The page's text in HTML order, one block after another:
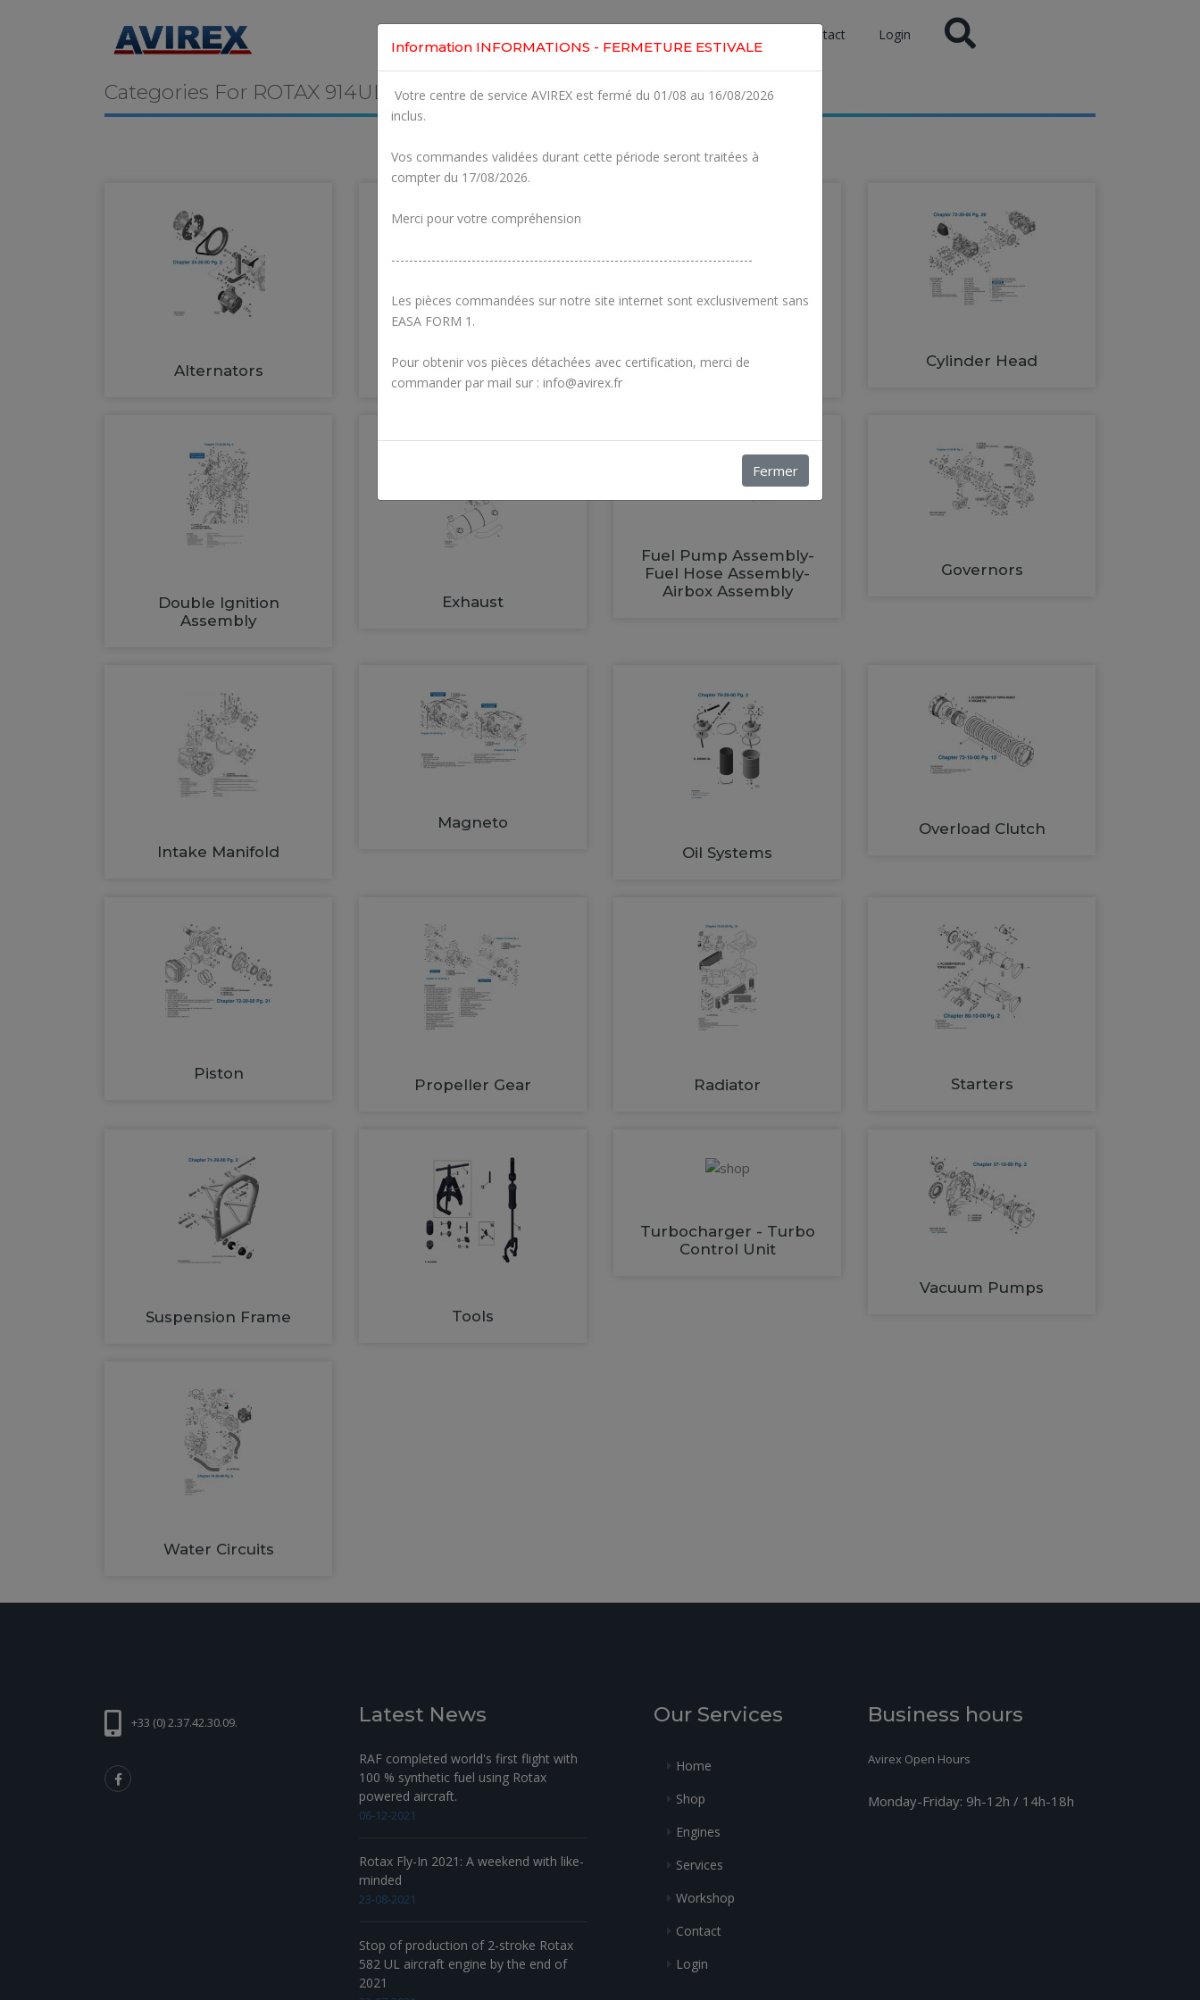
Contact Login
Categories For ROTAX 914UL
Alternators Carburetors Crankcase
Cylinder Head
Double Ignition
Assembly
Exhaust
Fuel Pump Assembly-
Fuel Hose Assembly-
Airbox Assembly
Governors
Intake Manifold
Magneto
Oil Systems
Overload Clutch
Piston
Propeller Gear Radiator Starters
Suspension Frame Tools
Turbocharger - Turbo
Control Unit
Vacuum Pumps
Water Circuits
+33 (0) 2.37.42.30.09. Latest News
RAF completed world's first flight with
100 % synthetic fuel using Rotax
powered aircraft.
06-12-2021
Rotax Fly-In 2021: A weekend with like-
minded
23-08-2021
Stop of production of 2-stroke Rotax
582 UL aircraft engine by the end of
2021
Our Services
Home
Shop
Engines
Services
Workshop
Contact
Login
Business hours
Avirex Open Hours
Monday-Friday: 9h-12h / 14h-18h
Information INFORMATIONS - FERMETURE ESTIVALE
Votre centre de service AVIREX est fermé du 01/08 au 16/08/2026
inclus.
Vos commandes validées durant cette période seront traitées à
compter du 17/08/2026.
Merci pour votre compréhension
---------------------------------------------------------------------------------
Les pièces commandées sur notre site internet sont exclusivement sans
EASA FORM 1.
Pour obtenir vos pièces détachées avec certification, merci de
commander par mail sur : info@avirex.fr
Fermer